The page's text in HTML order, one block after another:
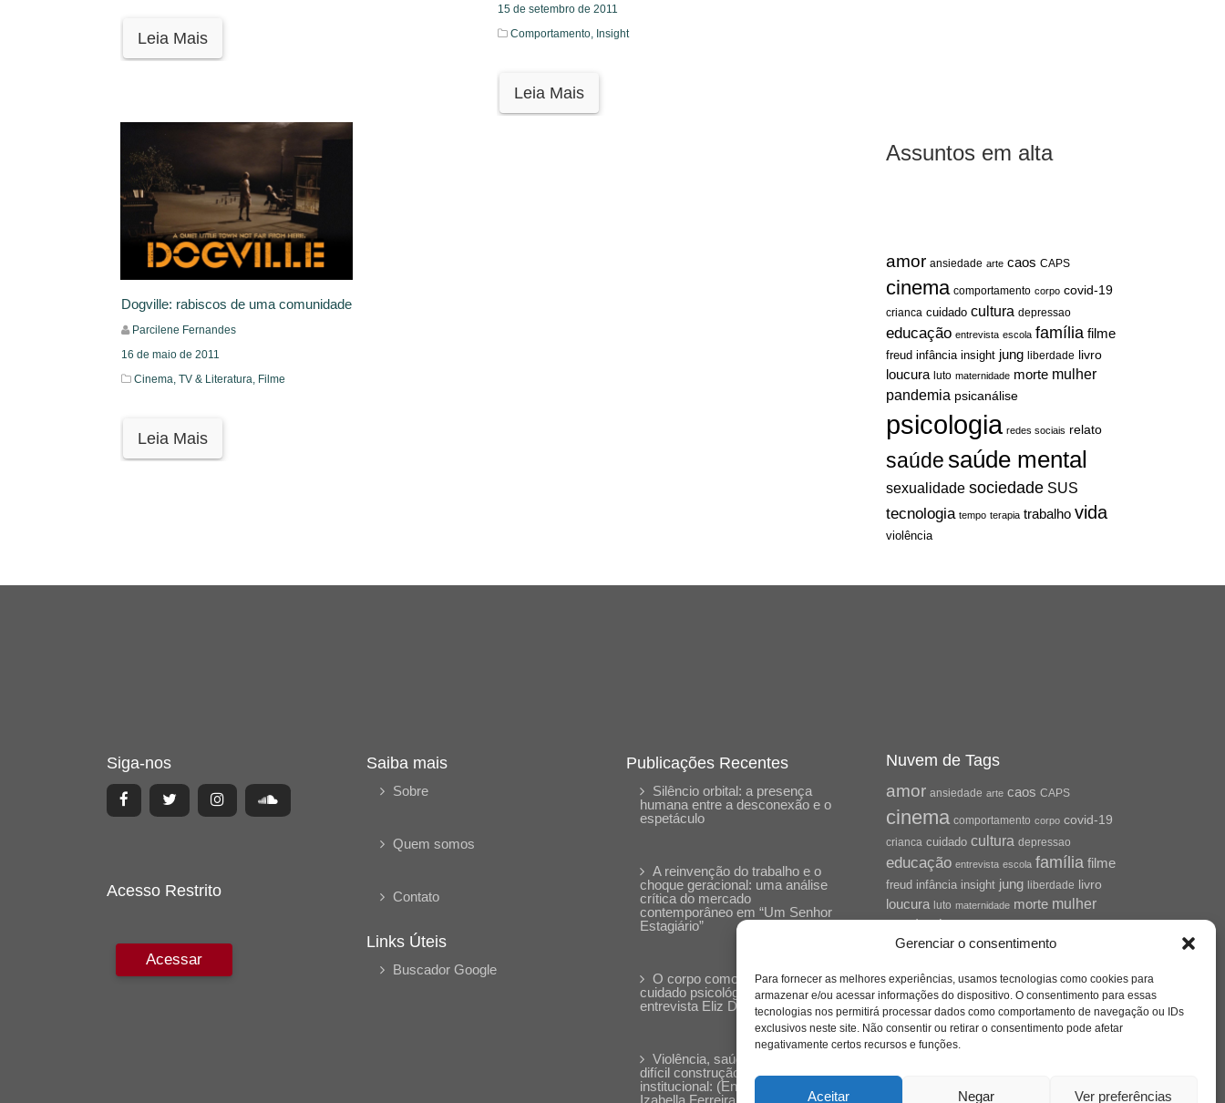
Gerenciar o consentimento
Para fornecer as melhores experiências, usamos tecnologias como cookies para
armazenar e/ou acessar informações do dispositivo. O consentimento para essas
tecnologias nos permitirá processar dados como comportamento de navegação ou IDs
exclusivos neste site. Não consentir ou retirar o consentimento pode afetar
negativamente certos recursos e funções.
Aceitar Negar Ver preferências
Assuntos em alta
amor ansiedade arte caos CAPS
cinema comportamento corpo covid-19
crianca cuidado cultura depressao
educação entrevista escola família filme
freud infância insight jung liberdade livro
loucura luto maternidade morte mulher
pandemia psicanálise
psicologia redes sociais relato
saúdesaúde mental
sexualidade sociedade SUS
tecnologia tempo terapia trabalho vida
violência
Leia Mais
15 de setembro de 2011
Comportamento, Insight
Leia Mais
Dogville: rabiscos de uma comunidade
Parcilene Fernandes
16 de maio de 2011
Cinema, TV & Literatura, Filme
Leia Mais
Siga-nos
Acesso Restrito
Acessar
Saiba mais
Sobre
Quem somos
Contato
Links Úteis
Buscador Google
Publicações Recentes
Silêncio orbital: a presença
humana entre a desconexão e o
espetáculo
A reinvenção do trabalho e o
choque geracional: uma análise
crítica do mercado
contemporâneo em “Um Senhor
Estagiário”
O corpo como expressão do
cuidado psicológico: (En)Cena
entrevista Eliz Dorneles
Violência, saúde mental e a
difícil construção do acolhimento
institucional: (En)cena entrevista
Izabella Ferreira dos Santos,
Nuvem de Tags
amor ansiedade arte caos CAPS
cinema comportamento corpo covid-19
crianca cuidado cultura depressao
educação entrevista escola família filme
freud infância insight jung liberdade livro
loucura luto maternidade morte mulher
pandemia
psicologia
saúdesaúde mental
sexualidade sociedade SUS
tecnologia